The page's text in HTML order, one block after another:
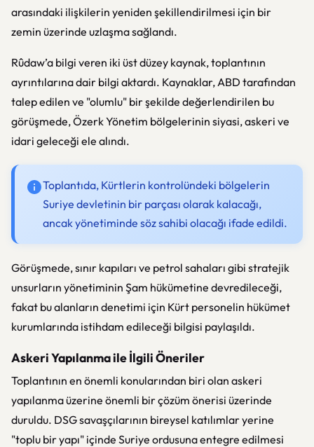
arasındaki ilişkilerin yeniden şekillendirilmesi için bir
zemin üzerinde uzlaşma sağlandı.
Rûdaw’a bilgi veren iki üst düzey kaynak, toplantının
ayrıntılarına dair bilgi aktardı. Kaynaklar, ABD tarafından
talep edilen ve "olumlu" bir şekilde değerlendirilen bu
görüşmede, Özerk Yönetim bölgelerinin siyasi, askeri ve
idari geleceği ele alındı.
Toplantıda, Kürtlerin kontrolündeki bölgelerin
Suriye devletinin bir parçası olarak kalacağı,
ancak yönetiminde söz sahibi olacağı ifade edildi.
Görüşmede, sınır kapıları ve petrol sahaları gibi stratejik
unsurların yönetiminin Şam hükümetine devredileceği,
fakat bu alanların denetimi için Kürt personelin hükümet
kurumlarında istihdam edileceği bilgisi paylaşıldı.
Askeri Yapılanma ile İlgili Öneriler
Toplantının en önemli konularından biri olan askeri
yapılanma üzerine önemli bir çözüm önerisi üzerinde
duruldu. DSG savaşçılarının bireysel katılımlar yerine
"toplu bir yapı" içinde Suriye ordusuna entegre edilmesi